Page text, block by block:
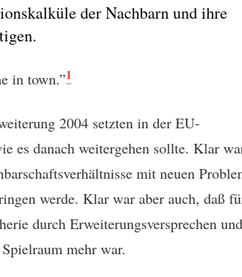
der Nachbarn und ihre
in town.”1
2004 setzten in der EU-
es danach weitergehen sollte. Klar
mit neuen
werde. Klar war aber auch, daß
durch Erweiterungsversprechen und
mehr war.